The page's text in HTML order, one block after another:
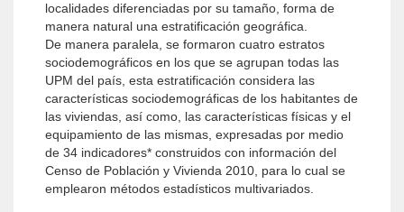
localidades diferenciadas por su tamaño, forma de
manera natural una estratificación geográfica.
De manera paralela, se formaron cuatro estratos
sociodemográficos en los que se agrupan todas las
UPM del país, esta estratificación considera las
características sociodemográficas de los habitantes de
las viviendas, así como, las características físicas y el
equipamiento de las mismas, expresadas por medio
de 34 indicadores* construidos con información del
Censo de Población y Vivienda 2010, para lo cual se
emplearon métodos estadísticos multivariados.